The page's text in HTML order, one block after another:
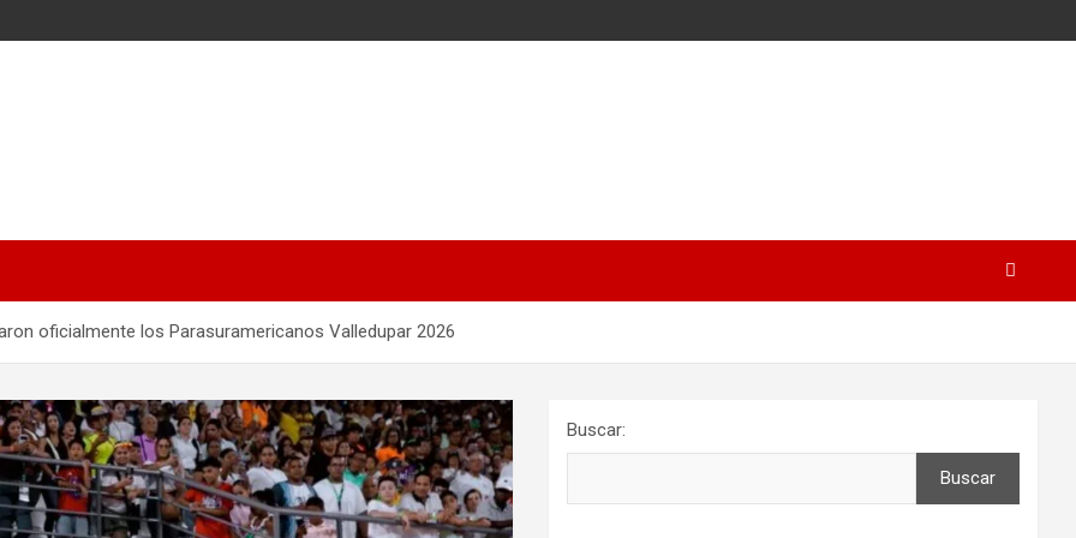
oficialmente los Parasuramericanos Valledupar 2026
Buscar:
Buscar